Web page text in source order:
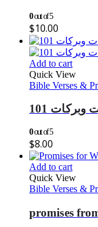
0out of 5
$10.00
Add to cart
Quick View
Bible Verses &
وبركات
0out of 5
$8.00
Add to cart
Quick View
Bible Verses &
promises